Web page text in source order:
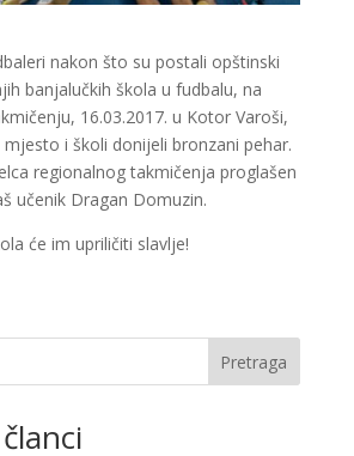
nakon što su postali opštinski
banjalučkih škola u fudbalu, na
16.03.2017. u Kotor Varoši,
i školi donijeli bronzani pehar.
regionalnog takmičenja proglašen
učenik Dragan Domuzin.
će im upriličiti slavlje!
Pretraga